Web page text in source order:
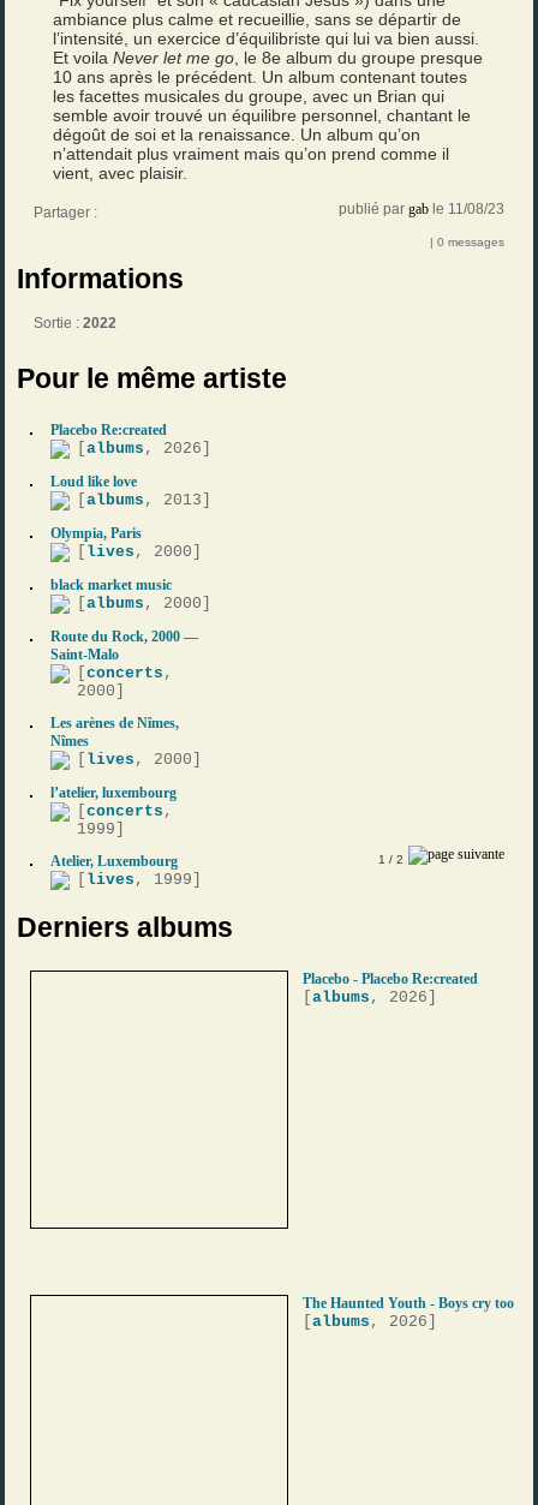
ambiance plus calme et recueillie, sans se départir de
l’intensité, un exercice d’équilibriste qui lui va bien aussi.
Et voilaNever let me go , le 8e album du groupe presque
10 ans après le précédent. Un album contenant toutes
les facettes musicales du groupe, avec un Brian qui
semble avoir trouvé un équilibre personnel, chantant le
dégoût de soi et la renaissance. Un album qu’on
n’attendait plus vraiment mais qu’on prend comme il
vient, avec plaisir.
Partager : publié par gab le 11/08/23
| 0 messages
Informations
Sortie :2022
Pour le même artiste
Placebo Re:created
[albums , 2026]
Loud like love
[albums , 2013]
Olympia, Paris
lives , 2000]
black market music
[albums , 2000]
Route du Rock, 2000 —
Saint-Malo
[concerts ,
2000]
Les arènes de Nîmes,
Nîmes
lives , 2000]
l’atelier, luxembourg
[concerts ,
1999]
Atelier, Luxembourg
lives , 1999]
1 / 2
Derniers albums
Placebo - Placebo Re:created
[albums , 2026]
The Haunted Youth - Boys cry too
[albums , 2026]